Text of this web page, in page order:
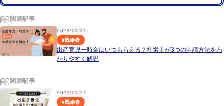
関連記事
2023/03/31
#既婚者
出産育児一時金はいつもらえる？社労士が3つの申請方法をわ
かりやすく解説
関連記事
2023/03/31
#既婚者